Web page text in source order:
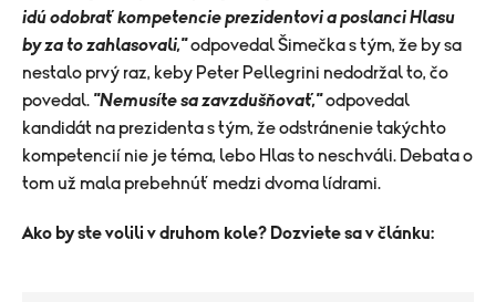
idú odobrať kompetencie prezidentovi a poslanci Hlasu
by za to zahlasovali,"odpovedal Šimečka s tým, že by sa
nestalo prvý raz, keby Peter Pellegrini nedodržal to, čo
povedal. "Nemusíte sa zavzdušňovať,"odpovedal
kandidát na prezidenta s tým, že odstránenie takýchto
kompetencií nie je téma, lebo Hlas to neschváli. Debata o
tom už mala prebehnúť medzi dvoma lídrami.
Ako by ste volili v druhom kole? Dozviete sa v článku: